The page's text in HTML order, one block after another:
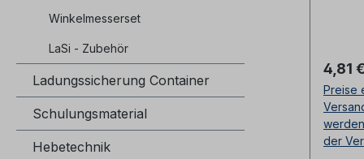
Winkelmesserset
LaSi - Zubehör
Ladungssicherung Container
Schulungsmaterial
Hebetechnik
sich
4,81 €
Preise
der